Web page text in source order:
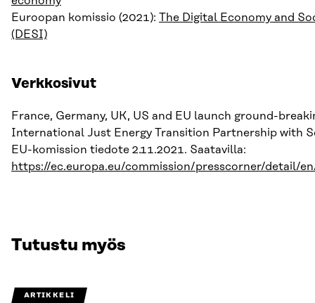
Euroopan komissio (2021): The Digital Economy and
(DESI)
Verkkosivut
France, Germany, UK, US and EU launch ground-
International Just Energy Transition Partnership with
EU-komission tiedote 2.11.2021. Saatavilla:
https://ec.europa.eu/commission/presscorner/detail/
Tutustu myös
ARTIKKELI